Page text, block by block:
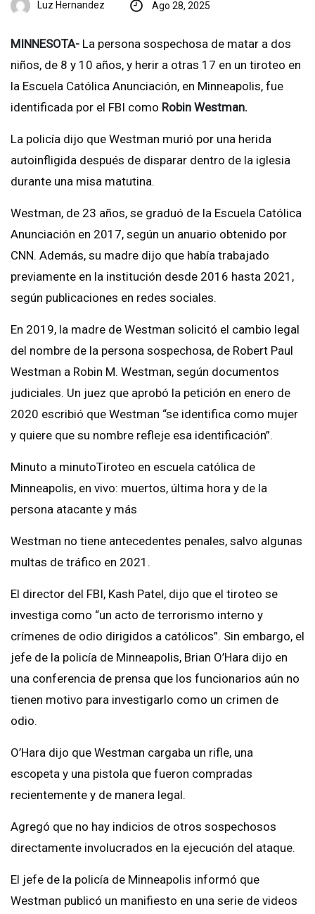
Luz Hernandez Ago 28, 2025
MINNESOTA- La persona sospechosa de matar a dos
niños, de 8 y 10 años, y herir a otras 17 en un tiroteo en
la Escuela Católica Anunciación, en Minneapolis, fue
identificada por el FBI como Robin Westman.
La policía dijo que Westman murió por una herida
autoinfligida después de disparar dentro de la iglesia
durante una misa matutina.
Westman, de 23 años, se graduó de la Escuela Católica
Anunciación en 2017, según un anuario obtenido por
CNN. Además, su madre dijo que había trabajado
previamente en la institución desde 2016 hasta 2021,
según publicaciones en redes sociales.
En 2019, la madre de Westman solicitó el cambio legal
del nombre de la persona sospechosa, de Robert Paul
Westman a Robin M. Westman, según documentos
judiciales. Un juez que aprobó la petición en enero de
2020 escribió que Westman “se identifica como mujer
y quiere que su nombre refleje esa identificación”.
Minuto a minutoTiroteo en escuela católica de
Minneapolis, en vivo: muertos, última hora y de la
persona atacante y más
Westman no tiene antecedentes penales, salvo algunas
multas de tráfico en 2021.
El director del FBI, Kash Patel, dijo que el tiroteo se
investiga como “un acto de terrorismo interno y
crímenes de odio dirigidos a católicos”. Sin embargo, el
jefe de la policía de Minneapolis, Brian O’Hara dijo en
una conferencia de prensa que los funcionarios aún no
tienen motivo para investigarlo como un crimen de
odio.
O’Hara dijo que Westman cargaba un rifle, una
escopeta y una pistola que fueron compradas
recientemente y de manera legal.
Agregó que no hay indicios de otros sospechosos
directamente involucrados en la ejecución del ataque.
El jefe de la policía de Minneapolis informó que
Westman publicó un manifiesto en una serie de videos